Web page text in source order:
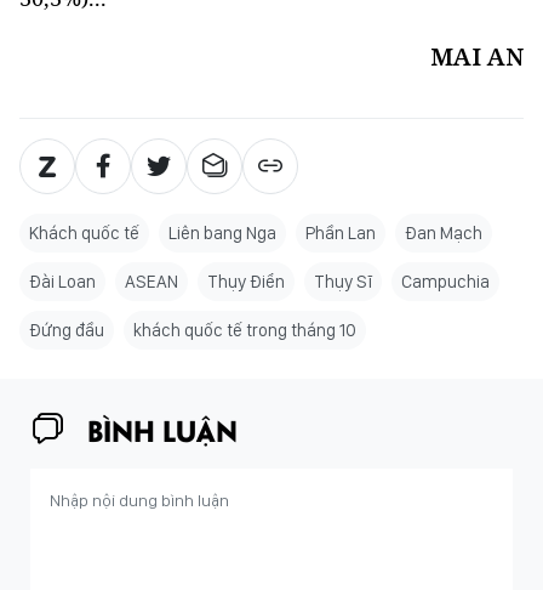
MAI AN
Khách quốc tế Liên bang Nga Phần Lan Đan Mạch
Đài Loan ASEAN Thụy Điển Thụy Sĩ Campuchia
Đứng đầu khách quốc tế trong tháng 10
BÌNH LUẬN